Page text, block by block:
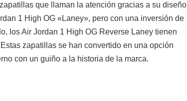
que llaman la atención gracias a su diseño
1 High OG «Laney», pero con una inversión de
los Air Jordan 1 High OG Reverse Laney tienen
zapatillas se han convertido en una opción
con un guiño a la historia de la marca.